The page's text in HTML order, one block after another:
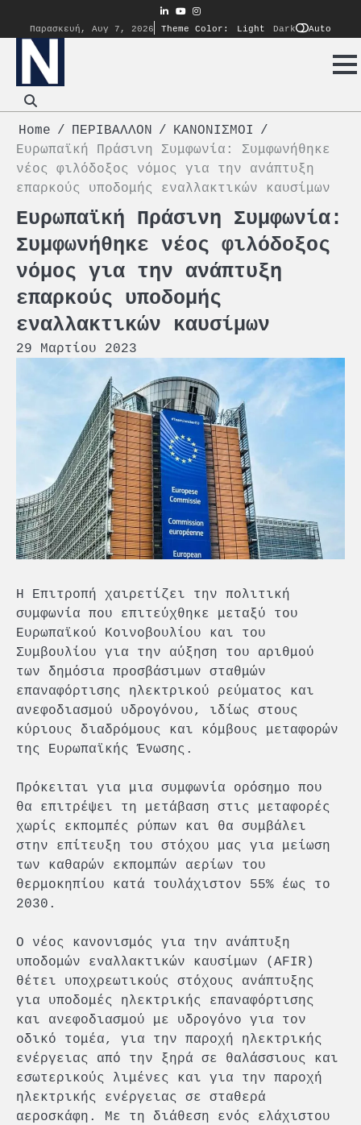
content
linkedin
youtube
instagram
Παρασκευή, Αυγ 7, 2026
Theme Color: Light Dark Auto
Home ΠΕΡΙΒΑΛΛΟΝ
ΚΑΝΟΝΙΣΜΟΙ
Ευρωπαϊκή Πράσινη Συμφωνία: Συμφωνήθηκε
νέος φιλόδοξος νόμος για την ανάπτυξη
επαρκούς υποδομής εναλλακτικών καυσίμων
Ευρωπαϊκή Πράσινη Συμφωνία:
Συμφωνήθηκε νέος φιλόδοξος
νόμος για την ανάπτυξη
επαρκούς υποδομής
εναλλακτικών καυσίμων
29 Μαρτίου 2023
Η Επιτροπή χαιρετίζει την πολιτική
συμφωνία που επιτεύχθηκε μεταξύ του
Ευρωπαϊκού Κοινοβουλίου και του
Συμβουλίου για την αύξηση του αριθμού
των δημόσια προσβάσιμων σταθμών
επαναφόρτισης ηλεκτρικού ρεύματος και
ανεφοδιασμού υδρογόνου, ιδίως στους
κύριους διαδρόμους και κόμβους μεταφορών
της Ευρωπαϊκής Ένωσης.
Πρόκειται για μια συμφωνία ορόσημο που
θα επιτρέψει τη μετάβαση στις μεταφορές
χωρίς εκπομπές ρύπων και θα συμβάλει
στην επίτευξη του στόχου μας για μείωση
των καθαρών εκπομπών αερίων του
θερμοκηπίου κατά τουλάχιστον 55% έως το
2030.
Ο νέος κανονισμός για την ανάπτυξη
υποδομών εναλλακτικών καυσίμων (AFIR)
θέτει υποχρεωτικούς στόχους ανάπτυξης
για υποδομές ηλεκτρικής επαναφόρτισης
και ανεφοδιασμού με υδρογόνο για τον
οδικό τομέα, για την παροχή ηλεκτρικής
ενέργειας από την ξηρά σε θαλάσσιους και
εσωτερικούς λιμένες και για την παροχή
ηλεκτρικής ενέργειας σε σταθερά
αεροσκάφη. Με τη διάθεση ενός ελάχιστου